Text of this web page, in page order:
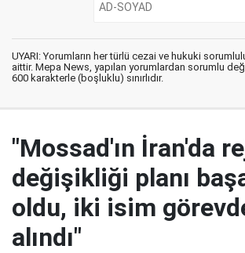
UYARI: Yorumların her türlü cezai ve hukuki
aittir. Mepa News, yapılan yorumlardan sorumlu
600 karakterle (boşluklu) sınırlıdır.
"Mossad'ın İran'da
değişikliği planı
oldu, iki isim
alındı"